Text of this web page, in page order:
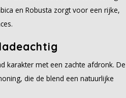
en Robusta zorgt voor een rijke,
karakter met een zachte afdronk. De
die de blend een natuurlijke